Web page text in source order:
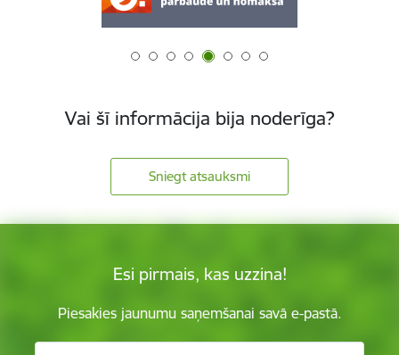
Vai šī informācija bija noderīga?
Sniegt atsauksmi
Esi pirmais, kas uzzina!
Piesakies jaunumu saņemšanai savā e-pastā.